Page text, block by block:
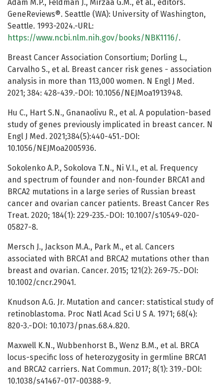
Adam M.P., Feldman J., Mirzaa G.M., et al., editors.
GeneReviews®. Seattle (WA): University of Washington,
Seattle. 1993-2024.-URL:
https://www.ncbi.nlm.nih.gov/books/NBK1116/.
Breast Cancer Association Consortium; Dorling L.,
Carvalho S., et al. Breast cancer risk genes - association
analysis in more than 113,000 women. N Engl J Med.
2021; 384: 428-439.-DOI: 10.1056/NEJMoa1913948.
Hu C., Hart S.N., Gnanaolivu R., et al. A population-based
study of genes previously implicated in breast cancer. N
Engl J Med. 2021;384(5):440-451.-DOI:
10.1056/NEJMoa2005936.
Sokolenko A.P., Sokolova T.N., Ni V.I., et al. Frequency
and spectrum of founder and non-founder BRCA1 and
BRCA2 mutations in a large series of Russian breast
cancer and ovarian cancer patients. Breast Cancer Res
Treat. 2020; 184(1): 229-235.-DOI: 10.1007/s10549-020-
05827-8.
Mersch J., Jackson M.A., Park M., et al. Cancers
associated with BRCA1 and BRCA2 mutations other than
breast and ovarian. Cancer. 2015; 121(2): 269-75.-DOI:
10.1002/cncr.29041.
Knudson A.G. Jr. Mutation and cancer: statistical study of
retinoblastoma. Proc Natl Acad Sci U S A. 1971; 68(4):
820-3.-DOI: 10.1073/pnas.68.4.820.
Maxwell K.N., Wubbenhorst B., Wenz B.M., et al. BRCA
locus-specific loss of heterozygosity in germline BRCA1
and BRCA2 carriers. Nat Commun. 2017; 8(1): 319.-DOI:
10.1038/s41467-017-00388-9.